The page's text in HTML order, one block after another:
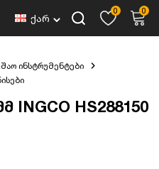
ქარ
0 0
ინსტრუმენტები
INGCO HS288150